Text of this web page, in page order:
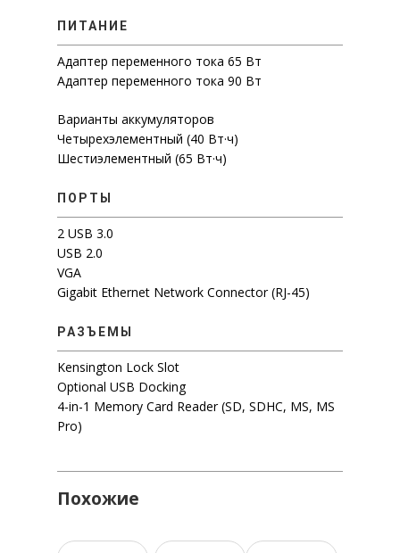
ПИТАНИЕ
Адаптер переменного тока 65 Вт
Адаптер переменного тока 90 Вт
Варианты аккумуляторов
Четырехэлементный (40 Вт·ч)
Шестиэлементный (65 Вт·ч)
ПОРТЫ
2 USB 3.0
USB 2.0
VGA
Gigabit Ethernet Network Connector (RJ-45)
РАЗЪЕМЫ
Kensington Lock Slot
Optional USB Docking
4-in-1 Memory Card Reader (SD, SDHC, MS, MS
Pro)
Похожие